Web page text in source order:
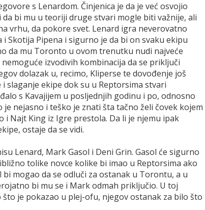
s Lenardom. Činjenica je da je već osvojio
bi mu u teoriji druge stvari mogle biti važnije, ali
vrhu, da pokore svet. Lenard igra neverovatno
Skotija Pipena i sigurno je da bi on svaku ekipu
da mu Toronto u ovom trenutku nudi najveće
izvodivih kombinacija da se priključi
dolazak u, recimo, Kliperse te dovođenje još
ekipe dok su u Reptorsima stvari
s Kavajijem u posljednjih godinu i po, odnosno
nejasno i teško je znati šta tačno želi čovek kojem
i Najt King iz Igre prestola. Da li je njemu ipak
ostaje da se vidi.
Lenard, Mark Gasol i Deni Grin. Gasol će sigurno
tolike novce kolike bi imao u Reptorsima ako
mogao da se odluči za ostanak u Torontu, a u
bi mu se i Mark odmah priključio. U toj
je pokazao u plej-ofu, njegov ostanak za bilo što